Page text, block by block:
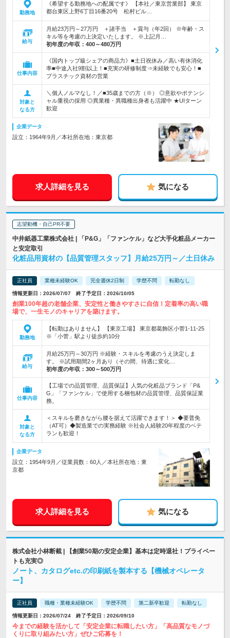
勤務地
《希望する勤務地への配属です》 【本社／東京営業部】 東京
都台東区上野6丁目16番20号 松村ビル…
給与
月給23万円～27万円 ＋諸手当 ＋賞与（年2回） ※年齢・ス
キル等を考慮の上決定いたします。 ※上記月…
初年度の年収： 400～480万円
仕事内容
《国内トップ級シェアの商品力》■土日祝休み／高い有休消化
率■中途入社9割以上！■充実の研修制度⇒未経験でも安心！■
プラスチック資材の営業
対象と
なる方
＼個人ノルマなし！／■35歳までの方（※） ◎意欲やポテンシ
ャル重視の採用 ◎異業種・異職種出身者も活躍中 ★UIターン
歓迎
企業データ
設立：1964年9月／本社所在地：東京都
求人詳細を見る 気になる
志望動機・自己PR不要
中井紙器工業株式会社 | 「P&G」「ファンケル」など大手化粧品メーカー
と安定取引
化粧品用資材の【品質管理スタッフ】月給25万円～／土日休み
正社員 業種未経験OK 完全週休2日制 学歴不問 転勤なし
情報更新日：2026/07/07 終了予定日：2026/10/05
創業100年超の老舗企業、安定性と働きやすさに自信！定着率の高い職
場で、一生モノのキャリアを築けます。
勤務地
【転勤はありません】 【東京工場】 東京都葛飾区小菅1-11-25
※「小菅」駅より徒歩約10分
給与
月給25万円～30万円 ※経験・スキルを考慮のうえ決定しま
す。 ※試用期間2ヶ月あり（その間、待遇に変化…
初年度の年収： 300～500万円
仕事内容
【工場での品質管理、品質保証】人気の化粧品ブランド「P&
G」「ファンケル」で使用する梱包材の品質管理、品質保証業
務。
対象と
なる方
＜スキルを磨きながら腰を据えて活躍できます！＞ ◆要普免
（AT可）◆製造業での実務経験 ※社会人経験20年程度のベテ
ランも歓迎！
企業データ
設立：1954年9月／従業員数：60人／本社所在地：東
京都
求人詳細を見る 気になる
株式会社小林断截 | 【創業50期の安定企業】基本は定時退社！プライベー
トも充実◎
ノート、カタログetc.の印刷紙を製本する【機械オペレータ
ー】
正社員 職種・業種未経験OK 学歴不問 第二新卒歓迎 転勤なし
情報更新日：2026/07/24 終了予定日：2026/09/10
今までの経験を活かして「安定企業に転職したい方」「高品質なモノづ
くりに取り組みたい方」ぜひご応募を！